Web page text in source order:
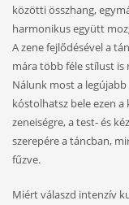
közötti összhang,
harmonikus együtt
A zene fejlődésével a
mára több féle stílust is
Nálunk most a
kóstolhatsz bele ezen
zeneiségre, a test- és
szerepére a táncban,
fűzve.
Miért válaszd intenzív